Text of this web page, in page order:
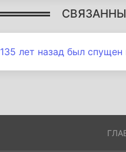
135 лет назад был